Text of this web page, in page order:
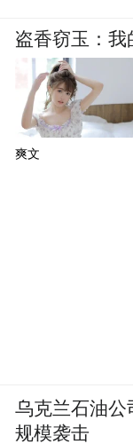
最舒服的地
盗香窃玉：我
爽文
乌克兰石油公
规模袭击